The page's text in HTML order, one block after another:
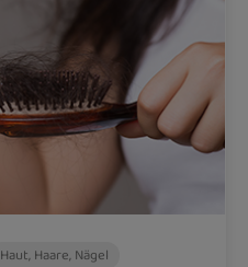
Haut, Haare, Nägel